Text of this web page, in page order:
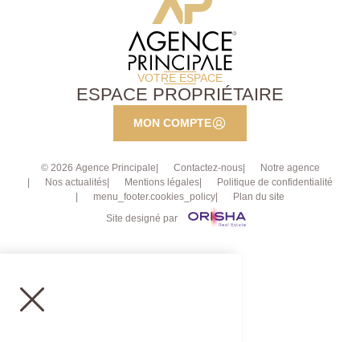
VOTRE ESPACE
ESPACE PROPRIÉTAIRE
MON COMPTE
© 2026 Agence Principale Contactez-nous
Notre agence
Nos actualités
Mentions légales
Politique de confidentialité
menu_footer.cookies_policy
Plan du site
Site designé par